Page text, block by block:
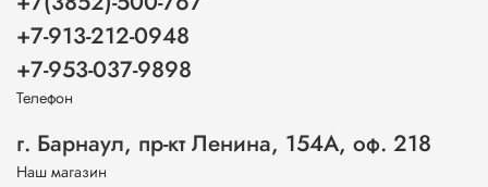
+7-913-212-0948
+7-953-037-9898
Телефон
г. Барнаул, пр-кт Ленина, 154А, оф. 218
Наш магазин